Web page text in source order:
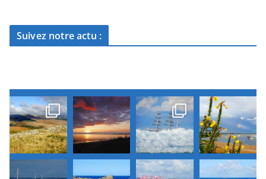
Suivez notre actu :